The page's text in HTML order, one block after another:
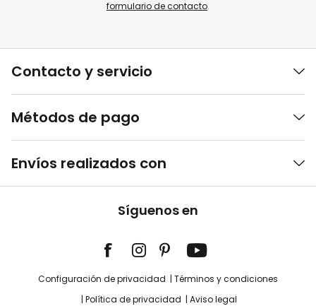
formulario de contacto.
Contacto y servicio
Métodos de pago
Envíos realizados con
Síguenos en
Configuración de privacidad
Términos y condiciones
Política de privacidad
Aviso legal